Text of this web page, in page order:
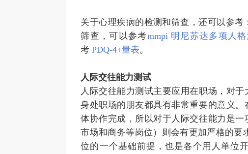
关于心理疾病的检测和筛查，还可以参考：
筛查，可以参考mmpi 明尼苏达多项人
考PDQ-4+量表。
人际交往能力测试
人际交往能力测试主要应用在职场，对
身处职场的朋友都具有非常重要的意义
体协作完成，所以对于人际交往能力是一
市场和商务等岗位）则会有更加严格的
位的一个基础前提，也是各个用人单位